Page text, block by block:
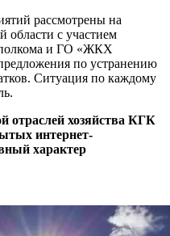
рассмотрены на
области с участием
и ГО «ЖКХ
по устранению
Ситуация по каждому
отраслей хозяйства КГК
интернет-
характер